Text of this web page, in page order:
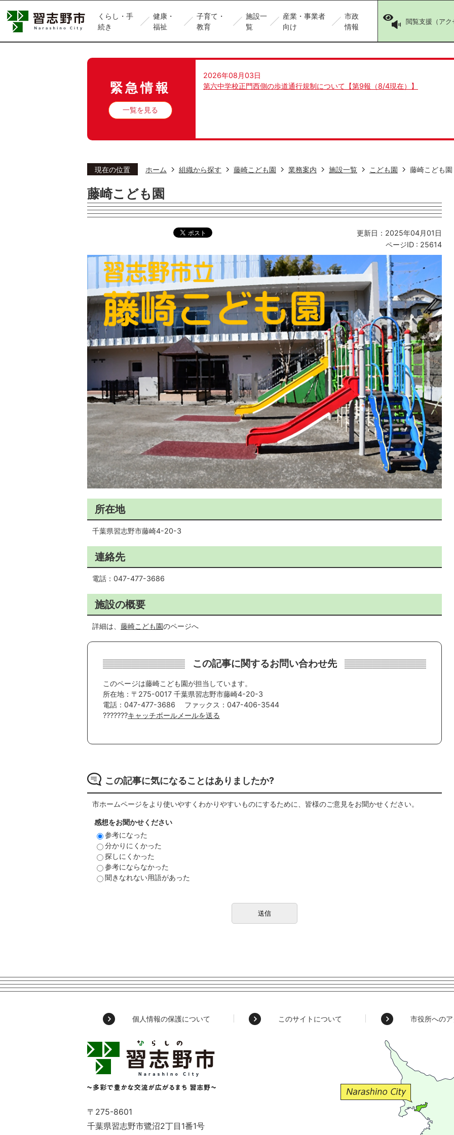
くらし・手
続き
健康・
福祉
子育て・
教育
施設一
覧
産業・事業者
向け
市政
情報
閲覧支援（アク
緊急情報
一覧を見る
2026年08月03日
第六中学校正門西側の歩道通行規制について【第9報（8/4現在）】
現在の位置 ホーム 組織から探す 藤崎こども園 業務案内 施設一覧 こども園 藤崎こども園
藤崎こども園
更新日：2025年04月01日
ページID : 25614
所在地
千葉県習志野市藤崎4-20-3
連絡先
電話：047-477-3686
施設の概要
詳細は、 藤崎こども園のページへ
この記事に関するお問い合わせ先
このページは藤崎こども園が担当しています。
所在地：〒275-0017 千葉県習志野市藤崎4-20-3
電話：047-477-3686 ファックス：047-406-3544
???????キャッチボールメールを送る
この記事に気になることはありましたか?
市ホームページをより使いやすくわかりやすいものにするために、皆様のご意見をお聞かせください。
感想をお聞かせください
参考になった
分かりにくかった
探しにくかった
参考にならなかった
聞きなれない用語があった
個人情報の保護について このサイトについて 市役所への
習
志
Narashino
～
多
彩
〒275-8601
千葉県習志野市鷺沼2丁目1番1号